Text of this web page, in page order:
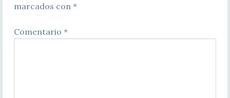
marcados con *
Comentario *